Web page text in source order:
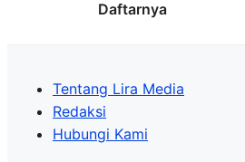
Daftarnya
Tentang Lira Media
Redaksi
Hubungi Kami